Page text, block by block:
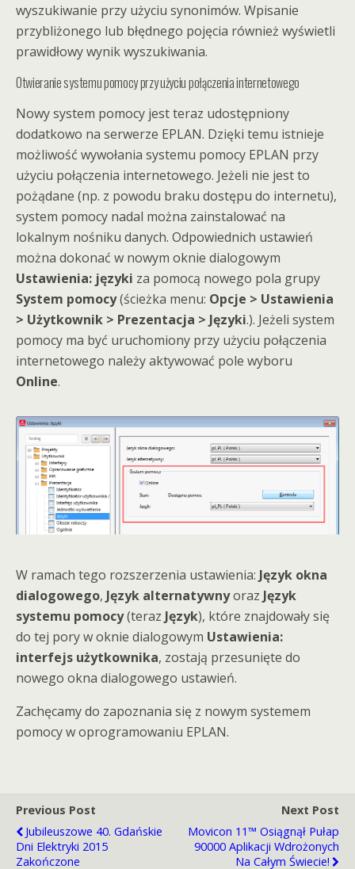
wyszukiwanie przy użyciu synonimów. Wpisanie
przybliżonego lub błędnego pojęcia również wyświetli
prawidłowy wynik wyszukiwania.
Otwieranie systemu pomocy przy użyciu połączenia internetowego
Nowy system pomocy jest teraz udostępniony
dodatkowo na serwerze EPLAN. Dzięki temu istnieje
możliwość wywołania systemu pomocy EPLAN przy
użyciu połączenia internetowego. Jeżeli nie jest to
pożądane (np. z powodu braku dostępu do internetu),
system pomocy nadal można zainstalować na
lokalnym nośniku danych. Odpowiednich ustawień
można dokonać w nowym oknie dialogowym
Ustawienia: języki za pomocą nowego pola grupy
System pomocy(ścieżka menu: Opcje > Ustawienia
> Użytkownik > Prezentacja > Języki.). Jeżeli system
pomocy ma być uruchomiony przy użyciu połączenia
internetowego należy aktywować pole wyboru
Online.
W ramach tego rozszerzenia ustawienia: Język okna
dialogowego, Język alternatywnyoraz Język
systemu pomocy(teraz Język), które znajdowały się
do tej pory w oknie dialogowym Ustawienia:
interfejs użytkownika, zostają przesunięte do
nowego okna dialogowego ustawień.
Zachęcamy do zapoznania się z nowym systemem
pomocy w oprogramowaniu EPLAN.
Previous Post
Jubileuszowe 40. Gdańskie
Dni Elektryki 2015
Zakończone
Next Post
Movicon 11™ Osiągnął Pułap
90000 Aplikacji Wdrożonych
Na Całym Świecie!